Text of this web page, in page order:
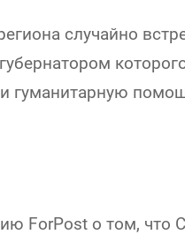
случайно
гуманитарную
ForPost о том, что